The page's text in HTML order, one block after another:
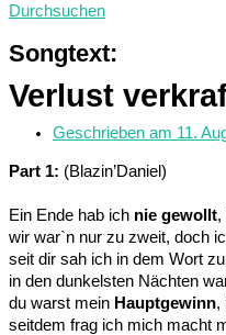
Durchsuchen
Songtext:
Verlust
Geschrieben am 11.
Part 1: (Blazin’Daniel)
Ein Ende hab ich nie gewollt,
wir war`n nur zu zweit, doch
seit dir sah ich in dem Wort
in den dunkelsten Nächten
du warst mein Hauptgewinn,
seitdem frag ich mich macht